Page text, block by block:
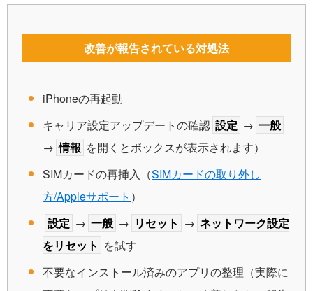
改善が報告されている対処法
iPhoneの再起動
キャリア設定アップデートの確認 設定 → 一般
→ 情報 を開くとボックスが表示されます）
SIMカードの再挿入（SIMカードの取り外し
方/Appleサポート ）
設定 → 一般 → リセット → ネットワーク設定
をリセット を試す
不要なインストール済みのアプリの整理（実際に